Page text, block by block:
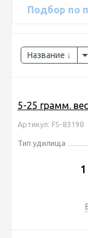
Подбор по
Название
5-25 грамм.
Артикул: FS-83198
Тип удилища